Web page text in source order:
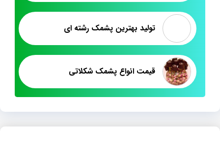
تولید بهترین پشمک رشته ای
قیمت انواع پشمک شکلاتی